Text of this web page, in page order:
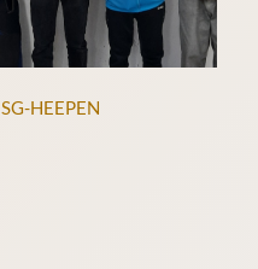
SG-HEEPEN